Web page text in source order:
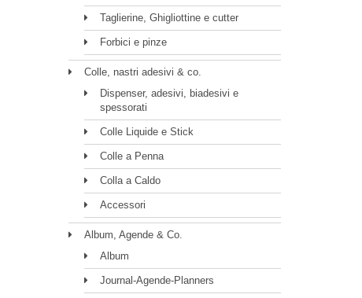
Taglierine, Ghigliottine e cutter
Forbici e pinze
Colle, nastri adesivi & co.
Dispenser, adesivi, biadesivi e
spessorati
Colle Liquide e Stick
Colle a Penna
Colla a Caldo
Accessori
Album, Agende & Co.
Album
Journal-Agende-Planners